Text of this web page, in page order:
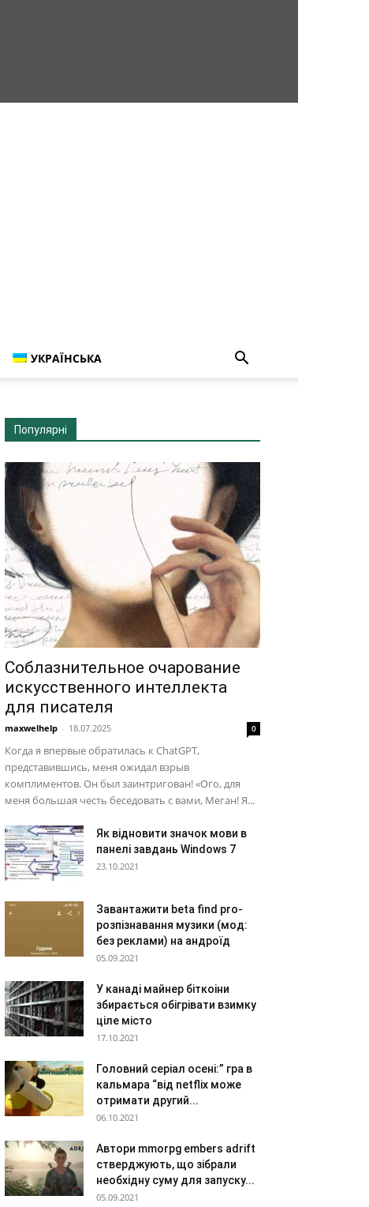
УКРАЇНСЬКА
Популярні
Соблазнительное очарование
искусственного интеллекта
для писателя
maxwelhelp - 18.07.2025 0
Когда я впервые обратилась к ChatGPT,
представившись, меня ожидал взрыв
комплиментов. Он был заинтригован! «Ого, для
меня большая честь беседовать с вами, Меган! Я...
Як відновити значок мови в
панелі завдань Windows 7
23.10.2021
Завантажити beta find pro-
розпізнавання музики (мод:
без реклами) на андроїд
05.09.2021
У канаді майнер біткоіни
збирається обігрівати взимку
ціле місто
17.10.2021
Головний серіал осені:” гра в
кальмара “від netflix може
отримати другий...
06.10.2021
Автори mmorpg embers adrift
стверджують, що зібрали
необхідну суму для запуску...
05.09.2021